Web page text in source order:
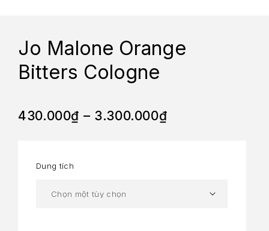
Jo Malone Orange
Bitters Cologne
430.000₫ – 3.300.000₫
Dung tích